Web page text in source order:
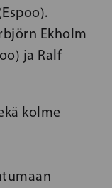
Ekholm
ja Ralf
kolme